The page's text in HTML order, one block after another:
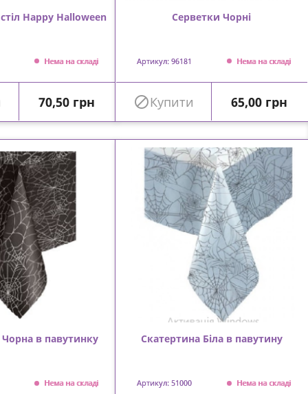
Happy Halloween
Нема на складі
Ціна
70,50 грн
Серветки Чорні
Артикул: 96181 Нема на складі
Купити Ціна
65,00 грн
в павутинку
Нема на складі
Скатертина Біла в павутину
Артикул: 51000 Нема на складі